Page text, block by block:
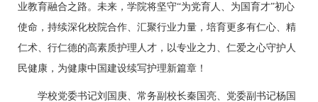
业教育融合之路。未来，学院将坚守“为党育人、为国育才”初心
使命，持续深化校院合作、汇聚行业力量，培育更多有仁心、精
仁术、行仁德的高素质护理人才，以专业之力、仁爱之心守护人
民健康，为健康中国建设续写护理新篇章！
学校党委书记刘国庚
常务副校长秦国亮、党委副书记杨国